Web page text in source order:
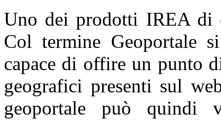
Uno dei prodotti IREA di
Col termine Geoportale
capace di offire un punto
geografici presenti sul
geoportale può quindi